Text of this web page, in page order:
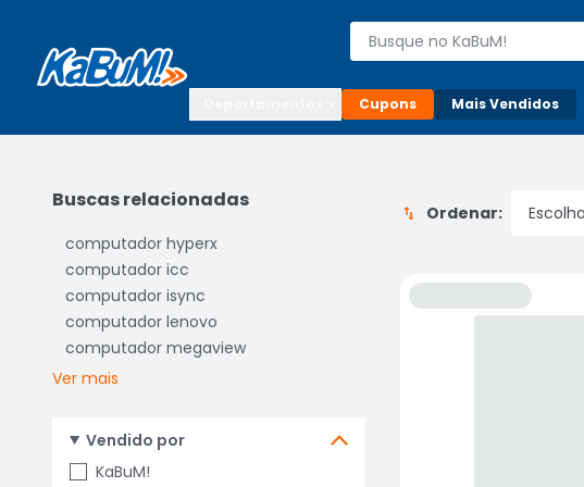
Buscar produtos
Cupons Mais Vendidos
Buscas relacionadas
computador hyperx
computador icc
computador isync
computador lenovo
computador megaview
Ver mais
Vendido por
KaBuM!
Ordenar: